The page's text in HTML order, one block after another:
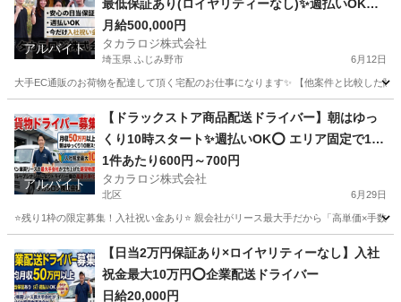
アルバイト
最低保証あり(ロイヤリティーなし)✨週払いOK⭕️
普通免許さえあれば即稼働可
月給500,000円
タカラロジ株式会社
埼玉県 ふじみ野市 6月12日
大手EC通販のお荷物を配達して頂く宅配のお仕事になります✨ 【他案件と比較した
ふじみ野市 ドライバー 貨物
アルバイト
【ドラックストア商品配送ドライバー】朝はゆっ
くり10時スタート✨週払いOK⭕️ エリア固定で15
分圏内／月収40万〜60万円
1件あたり600円～700円
タカラロジ株式会社
北区 6月29日
⭐️残り1枠の限定募集！入社祝い金あり⭐️ 親会社がリース最大手だから「高単価×手数
ドライバー 手数料
【日当2万円保証あり×ロイヤリティーなし】入社
祝金最大10万円⭕️企業配送ドライバー
日給20,000円